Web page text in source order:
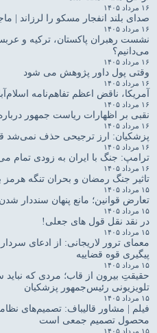
۱۶ مرداد ۱۴۰۵
صدای بلند انفجار مسکو را لرزاند |
۱۶ مرداد ۱۴۰۵
نشست رهبران پاکستان، ترکیه و
می‌دانیم؟
۱۶ مرداد ۱۴۰۵
وقتی پول داور پژوهش می شود
۱۶ مرداد ۱۴۰۵
آمریکا، ناقض اعظم تفاهم‌نامه
۱۶ مرداد ۱۴۰۵
نقبی بر اظهارات ریاست جمهور
۱۶ مرداد ۱۴۰۵
پزشکیان: ارز ترجیحی حذف
۱۶ مرداد ۱۴۰۵
ترامپ: جنگ با ایران به زودی تمام
۱۶ مرداد ۱۴۰۵
تاثیر جنگ رمضان و بحران تنگه هرمز
۱۵ مرداد ۱۴۰۵
تعارض قوانین؛ مانع پنهان سنددار
۱۵ مرداد ۱۴۰۵
در نقد نقل قول های جعلی!
۱۵ مرداد ۱۴۰۵
معمای ترور لاریجانی: از ادعای
پیگیری قوه قضاییه
۱۵ مرداد ۱۴۰۵
حقیقتِ بیرون از قاب؛ مردی که
تلویزیونی رئیس‌جمهور پزشکیان
۱۵ مرداد ۱۴۰۵
فیلم | مشاور قالیباف: تصمیم‌های
محصول تصمیم جمعی است
۱۵ مرداد ۱۴۰۵